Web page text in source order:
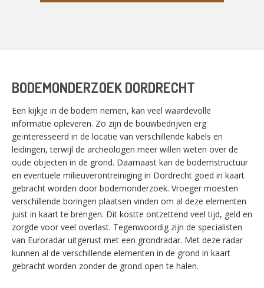
BODEMONDERZOEK DORDRECHT
Een kijkje in de bodem nemen, kan veel waardevolle
informatie opleveren. Zo zijn de bouwbedrijven erg
geïnteresseerd in de locatie van verschillende kabels en
leidingen, terwijl de archeologen meer willen weten over de
oude objecten in de grond. Daarnaast kan de bodemstructuur
en eventuele milieuverontreiniging in Dordrecht goed in kaart
gebracht worden door bodemonderzoek. Vroeger moesten
verschillende boringen plaatsen vinden om al deze elementen
juist in kaart te brengen. Dit kostte ontzettend veel tijd, geld en
zorgde voor veel overlast. Tegenwoordig zijn de specialisten
van Euroradar uitgerust met een grondradar. Met deze radar
kunnen al de verschillende elementen in de grond in kaart
gebracht worden zonder de grond open te halen.